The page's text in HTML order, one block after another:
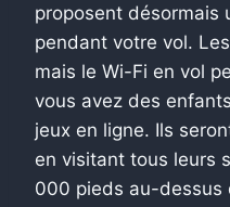
proposent désormais
pendant votre vol.
mais le Wi-Fi en vol
vous avez des
jeux en ligne. Ils
en visitant tous leurs
000 pieds au-dessus